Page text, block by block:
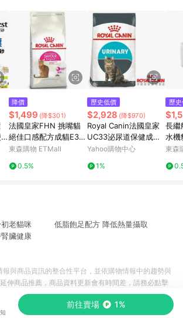
降價
$1,499 (降$301)
法國皇家FHN 挑嘴貓
絕佳口感配方成貓E35
4KG
東森購物 ETMall
0.5%
歷史低價
$2,928 (降$970)
Royal Canin法國皇家
UC33泌尿道保健成貓
飼料 4kg 2包組
Yahoo購物中心
1%
歷
長繼
水機
環過
東森
於初老貓咪 低脂飽足配方 降低熱量攝取
臟健康
前往賣場 1%
報與商品資訊的整合性平台，並依購物情報中的趨勢與
伸商品推薦，商品資料更新會有時間差，請務必點擊
，確認現售價與購物條件，一切資訊以合作廠商網頁為